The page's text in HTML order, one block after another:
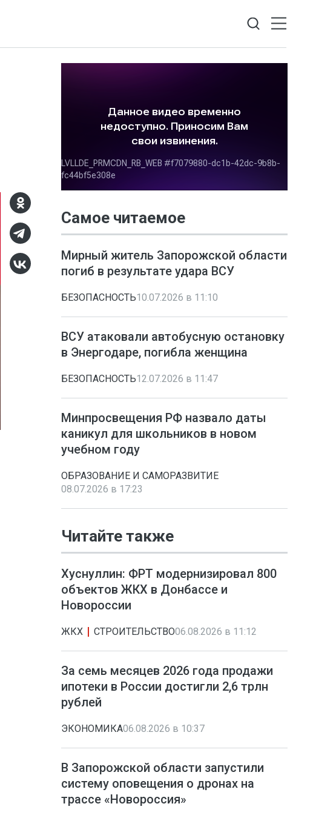
Самое читаемое
Мирный житель Запорожской области
погиб в результате удара ВСУ
БЕЗОПАСНОСТЬ10.07.2026 в 11:10
ВСУ атаковали автобусную остановку
в Энергодаре, погибла женщина
БЕЗОПАСНОСТЬ12.07.2026 в 11:47
Минпросвещения РФ назвало даты
каникул для школьников в новом
учебном году
ОБРАЗОВАНИЕ И САМОРАЗВИТИЕ
08.07.2026 в 17:23
Читайте также
Хуснуллин: ФРТ модернизировал 800
объектов ЖКХ в Донбассе и
Новороссии
ЖКХ СТРОИТЕЛЬСТВО06.08.2026 в 11:12
За семь месяцев 2026 года продажи
ипотеки в России достигли 2,6 трлн
рублей
ЭКОНОМИКА06.08.2026 в 10:37
В Запорожской области запустили
систему оповещения о дронах на
трассе «Новороссия»